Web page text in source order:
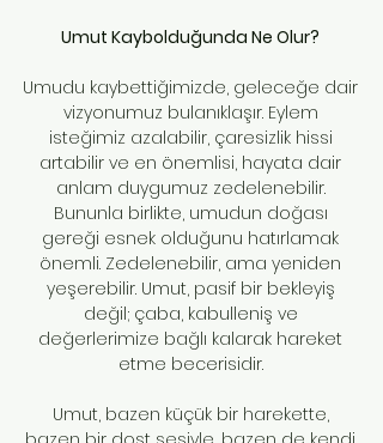
Umut Kaybolduğunda Ne Olur?
Umudu kaybettiğimizde, geleceğe dair
vizyonumuz bulanıklaşır. Eylem
isteğimiz azalabilir, çaresizlik hissi
artabilir ve en önemlisi, hayata dair
anlam duygumuz zedelenebilir.
Bununla birlikte, umudun doğası
gereği esnek olduğunu hatırlamak
önemli. Zedelenebilir, ama yeniden
yeşerebilir. Umut, pasif bir bekleyiş
değil; çaba, kabulleniş ve
değerlerimize bağlı kalarak hareket
etme becerisidir.
Umut, bazen küçük bir harekette,